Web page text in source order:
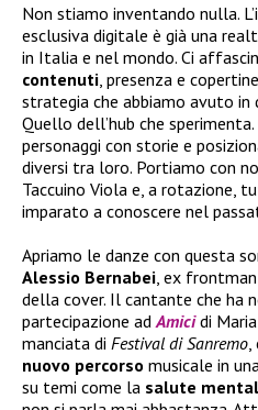
Non stiamo inventando nulla.
esclusiva digitale è già una
in Italia e nel mondo. Ci
contenuti , presenza e
strategia che abbiamo avuto in
Quello dell’hub che
personaggi con storie e
diversi tra loro. Portiamo con
Taccuino Viola e, a rotazione,
imparato a conoscere nel
Apriamo le danze con questa
Alessio Bernabei , ex
della cover. Il cantante che ha
partecipazione ad Amici di
manciata di Festival di Sanremo
nuovo percorso musicale in
su temi come la salute